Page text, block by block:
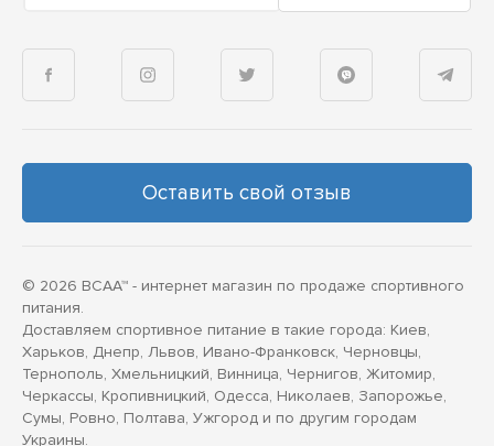
Оставить свой отзыв
© 2026 BCAA™ - интернет магазин по продаже спортивного
питания.
Доставляем спортивное питание в такие города: Киев,
Харьков, Днепр, Львов, Ивано-Франковск, Черновцы,
Тернополь, Хмельницкий, Винница, Чернигов, Житомир,
Черкассы, Кропивницкий, Одесса, Николаев, Запорожье,
Сумы, Ровно, Полтава, Ужгород и по другим городам
Украины.